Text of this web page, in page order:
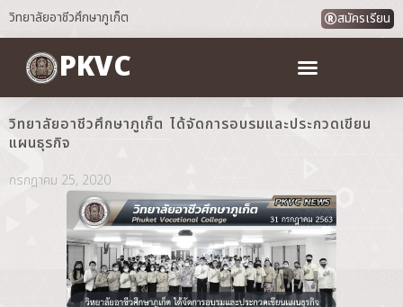
วิทยาลัยอาชีวศึกษาภูเก็ต สมัครเรียน
PKVC
วิทยาลัยอาชีวศึกษาภูเก็ต ได้จัดการอบรมและประกวดเขียน
แผนธุรกิจ
กรกฎาคม 25, 2020